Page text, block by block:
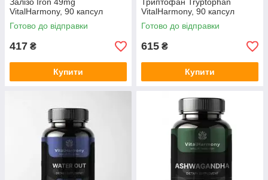
VitalHarmony, 90 капсул
Готово до відправки
417 ₴
Купити
VitalHarmony, 90 капсул
Готово до відправки
615 ₴
Купити